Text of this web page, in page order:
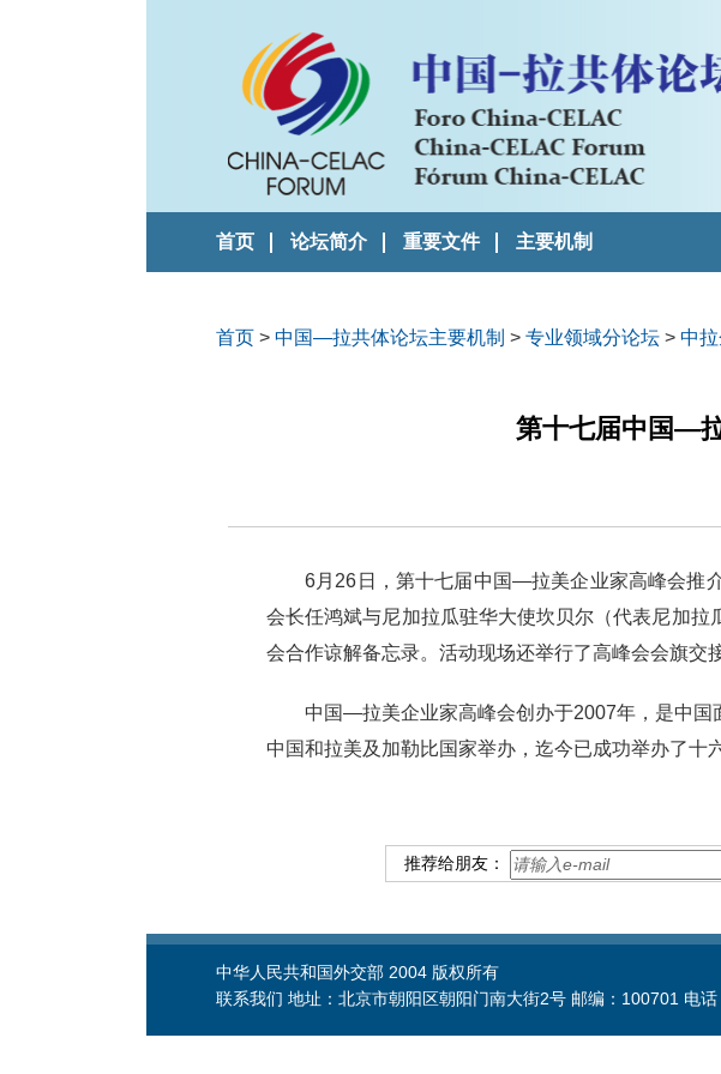
首页 论坛简介 重要文件 主要机制
首页 > 中国—拉共体论坛主要机制 > 专业领域分论坛 > 中
第十七届中国—
6月26日，第十七届中国—拉美企业家高峰会推
会长任鸿斌与尼加拉瓜驻华大使坎贝尔（代表尼加
会合作谅解备忘录。活动现场还举行了高峰会会旗交
中国—拉美企业家高峰会创办于2007年，是中国
中国和拉美及加勒比国家举办，迄今已成功举办了十
推荐给朋友：
中华人民共和国外交部 2004 版权所有
联系我们 地址：北京市朝阳区朝阳门南大街2号 邮编：100701 电